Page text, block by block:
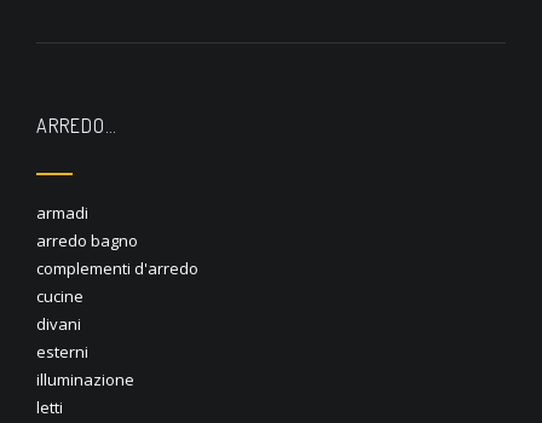
ARREDO…
armadi
arredo bagno
complementi d'arredo
cucine
divani
esterni
illuminazione
letti